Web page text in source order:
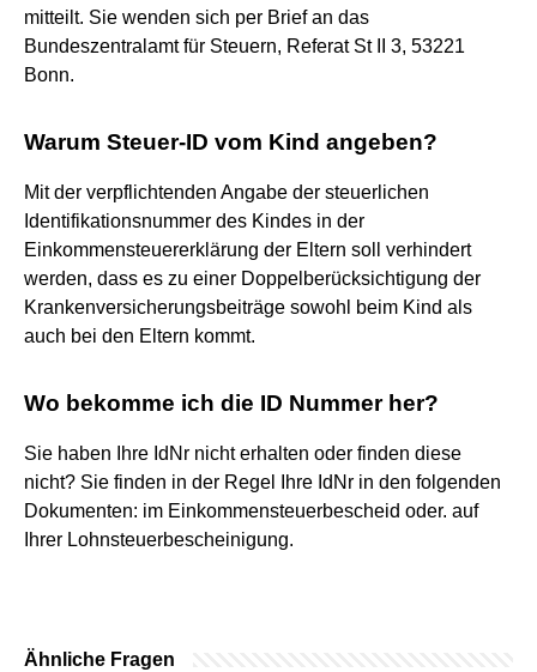
mitteilt. Sie wenden sich per Brief an das
Bundeszentralamt für Steuern, Referat St II 3, 53221
Bonn.
Warum Steuer-ID vom Kind angeben?
Mit der verpflichtenden Angabe der steuerlichen
Identifikationsnummer des Kindes in der
Einkommensteuererklärung der Eltern soll verhindert
werden, dass es zu einer Doppelberücksichtigung der
Krankenversicherungsbeiträge sowohl beim Kind als
auch bei den Eltern kommt.
Wo bekomme ich die ID Nummer her?
Sie haben Ihre IdNr nicht erhalten oder finden diese
nicht? Sie finden in der Regel Ihre IdNr in den folgenden
Dokumenten: im Einkommensteuerbescheid oder. auf
Ihrer Lohnsteuerbescheinigung.
Ähnliche Fragen